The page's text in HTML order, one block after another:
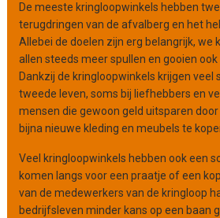
i
s
a
t
i
e
De meeste kringloopwinkels hebben
terugdringen van de afvalberg en het
Allebei de doelen zijn erg belangrijk, we
allen steeds meer spullen en gooien
Dankzij de kringloopwinkels krijgen veel
tweede leven, soms bij liefhebbers en
mensen die gewoon geld uitsparen
bijna nieuwe kleding en meubels te
Veel kringloopwinkels hebben ook een
komen langs voor een praatje of een
van de medewerkers van de kringloop
bedrijfsleven minder kans op een baan